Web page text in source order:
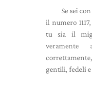
Se sei
il numero
tu sia il
veramente
gentili, fedeli